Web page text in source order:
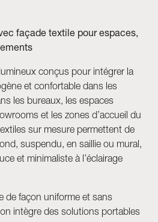
de design
textile
façade textile pour espaces,
conçus pour intégrer la
et confortable dans les
les bureaux, les espaces
et les zones d’accueil du
sur mesure permettent de
suspendu, en saillie ou mural,
et minimaliste à l’éclairage
de façon uniforme et sans
intègre des solutions portables